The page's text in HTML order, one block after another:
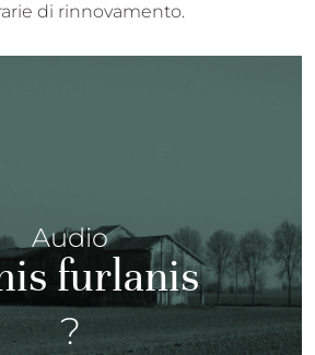
di rinnovamento.
Audio
furlanis
?